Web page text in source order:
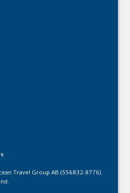
Travel Group AB (556832-8776).